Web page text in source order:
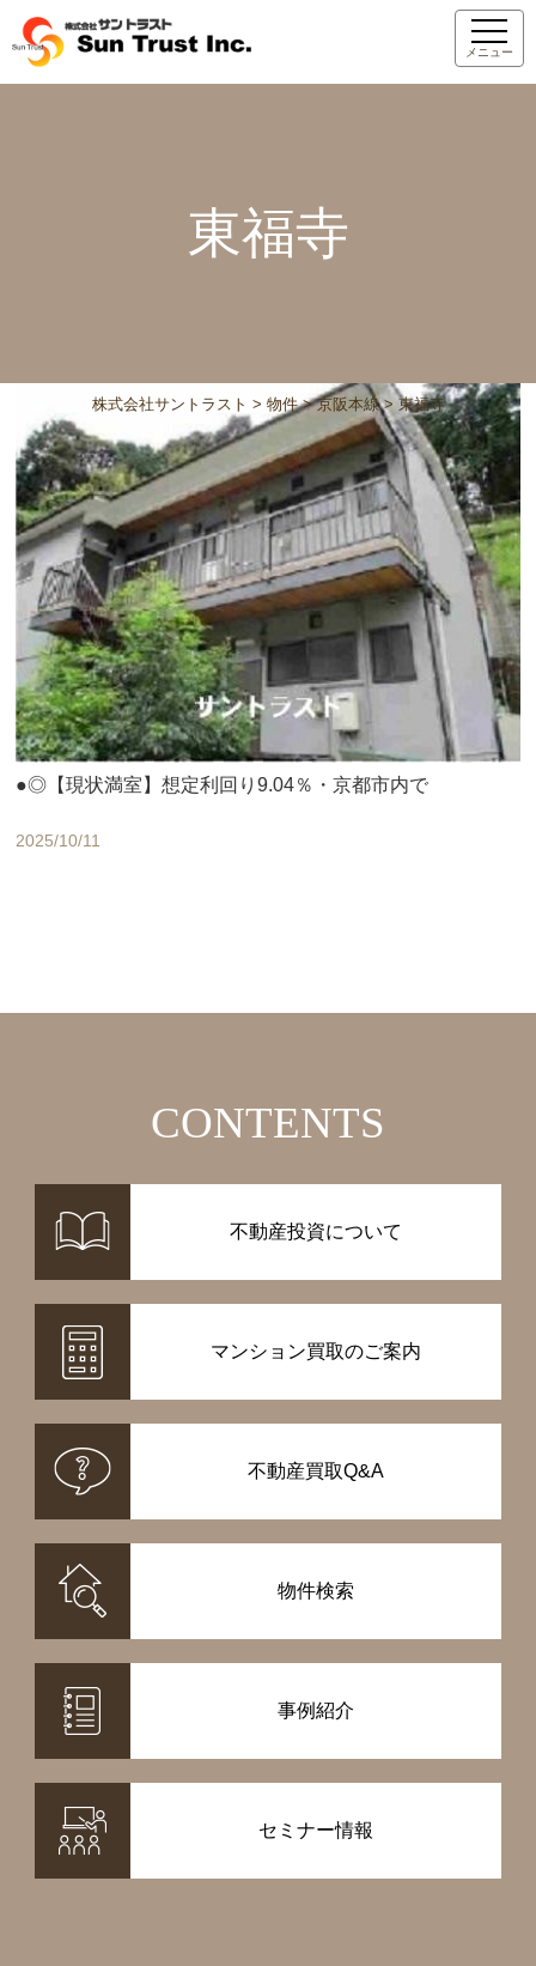
メニュー
東福寺
株式会社サントラスト > 物件>京阪本線>東福寺
●◎【現状満室】想定利回り9.04％・京都市内で
2025/10/11
CONTENTS
不動産投資について
マンション買取のご案内
不動産買取Q&A
物件検索
事例紹介
セミナー情報